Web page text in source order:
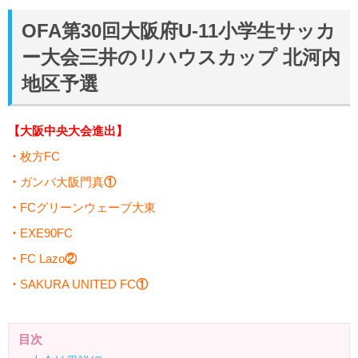
OFA第30回大阪府U-11小学生サッカ
ー大会三井のリハウスカップ 北河内
地区予選
【大阪中央大会進出】
・ 枚方FC
・ ガンバ大阪門真①
・ FCグリーンウェーブ大東
・ EXE90FC
・ FC Lazo②
・ SAKURA UNITED FC①
目次